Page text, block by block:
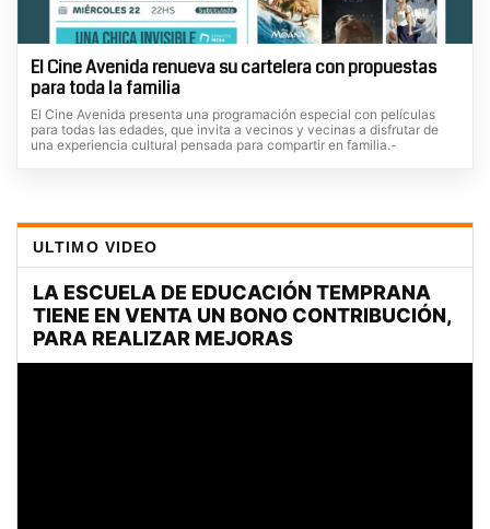
El Cine Avenida renueva su cartelera con propuestas
para toda la familia
El Cine Avenida presenta una programación especial con películas
para todas las edades, que invita a vecinos y vecinas a disfrutar de
una experiencia cultural pensada para compartir en familia.-
ULTIMO VIDEO